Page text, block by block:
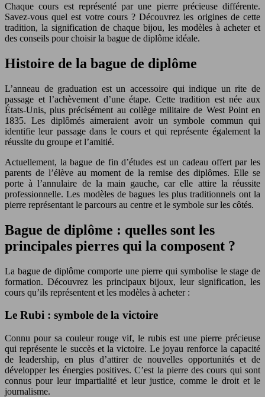
Chaque cours est représenté par une pierre précieuse différente.
Savez-vous quel est votre cours ? Découvrez les origines de cette
tradition, la signification de chaque bijou, les modèles à acheter et
des conseils pour choisir la bague de diplôme idéale.
Histoire de la bague de diplôme
L’anneau de graduation est un accessoire qui indique un rite de
passage et l’achèvement d’une étape. Cette tradition est née aux
États-Unis, plus précisément au collège militaire de West Point en
1835. Les diplômés aimeraient avoir un symbole commun qui
identifie leur passage dans le cours et qui représente également la
réussite du groupe et l’amitié.
Actuellement, la bague de fin d’études est un cadeau offert par les
parents de l’élève au moment de la remise des diplômes. Elle se
porte à l’annulaire de la main gauche, car elle attire la réussite
professionnelle. Les modèles de bagues les plus traditionnels ont la
pierre représentant le parcours au centre et le symbole sur les côtés.
Bague de diplôme : quelles sont les
principales pierres qui la composent ?
La bague de diplôme comporte une pierre qui symbolise le stage de
formation. Découvrez les principaux bijoux, leur signification, les
cours qu’ils représentent et les modèles à acheter :
Le Rubi : symbole de la victoire
Connu pour sa couleur rouge vif, le rubis est une pierre précieuse
qui représente le succès et la victoire. Le joyau renforce la capacité
de leadership, en plus d’attirer de nouvelles opportunités et de
développer les énergies positives. C’est la pierre des cours qui sont
connus pour leur impartialité et leur justice, comme le droit et le
journalisme.